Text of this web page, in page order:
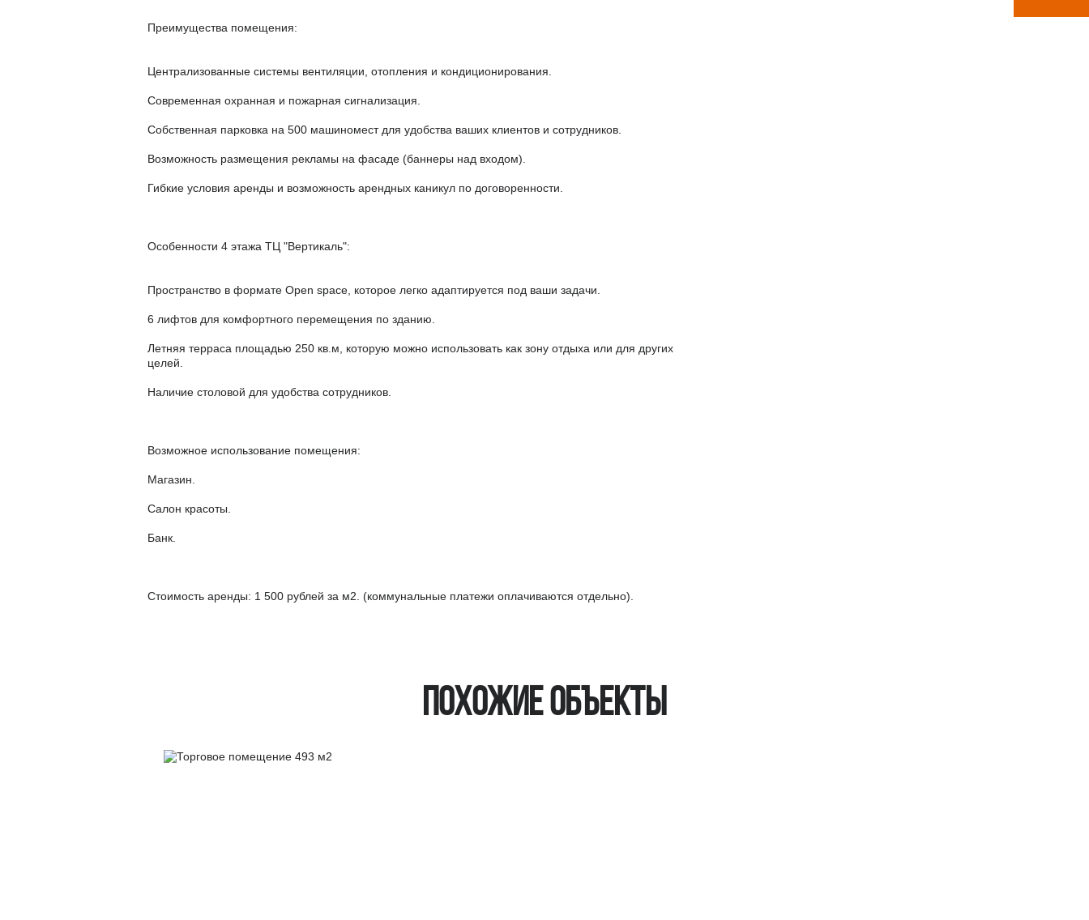
Преимущества помещения:
Централизованные системы вентиляции, отопления и кондиционирования.
Современная охранная и пожарная сигнализация.
Собственная парковка на 500 машиномест для удобства ваших клиентов и сотрудников.
Возможность размещения рекламы на фасаде (баннеры над входом).
Гибкие условия аренды и возможность арендных каникул по договоренности.
Особенности 4 этажа ТЦ "Вертикаль":
Пространство в формате Open space, которое легко адаптируется под ваши задачи.
6 лифтов для комфортного перемещения по зданию.
Летняя терраса площадью 250 кв.м, которую можно использовать как зону отдыха или для других
целей.
Наличие столовой для удобства сотрудников.
Возможное использование помещения:
Магазин.
Салон красоты.
Банк.
Стоимость аренды: 1 500 рублей за м2. (коммунальные платежи оплачиваются отдельно).
Похожие объекты